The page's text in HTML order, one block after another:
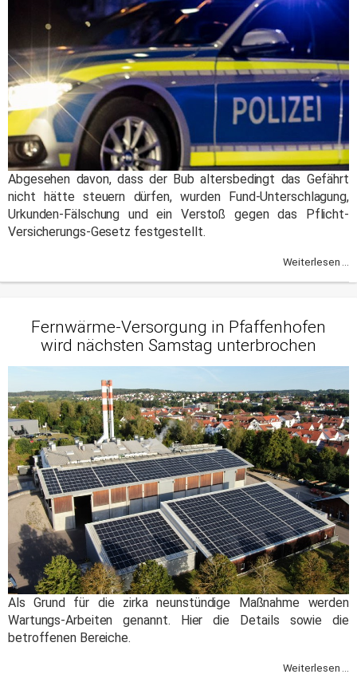
Abgesehen davon, dass der Bub altersbedingt das Gefährt
nicht hätte steuern dürfen, wurden Fund-Unterschlagung,
Urkunden-Fälschung und ein Verstoß gegen das Pflicht-
Versicherungs-Gesetz festgestellt.
Weiterlesen ...
Fernwärme-Versorgung in Pfaffenhofen
wird nächsten Samstag unterbrochen
Als Grund für die zirka neunstündige Maßnahme werden
Wartungs-Arbeiten genannt. Hier die Details sowie die
betroffenen Bereiche.
Weiterlesen ...